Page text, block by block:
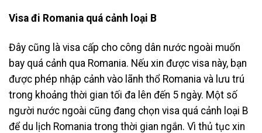
Visa đi Romania quá cảnh loại B
Đây cũng là visa cấp cho công dân nước ngoài muốn
bay quá cảnh qua Romania. Nếu xin được visa này, bạn
được phép nhập cảnh vào lãnh thổ Romania và lưu trú
trong khoảng thời gian tối đa lên đến 5 ngày. Một số
người nước ngoài cũng đang chọn visa quá cảnh loại B
để du lịch Romania trong thời gian ngắn. Vì thủ tục xin